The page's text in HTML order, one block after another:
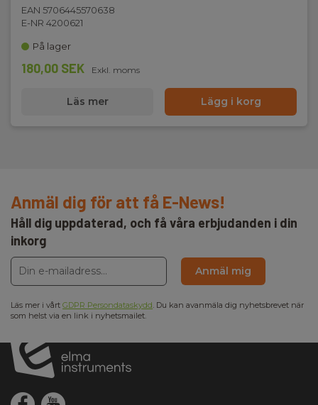
EAN 5706445570638
E-NR 4200621
På lager
180,00 SEK Exkl. moms
Läs mer Lägg i korg
Anmäl dig för att få E-News!
Håll dig uppdaterad, och få våra erbjudanden i din
inkorg
Anmäl mig
Läs mer i vårt GDPR Persondataskydd. Du kan avanmäla dig nyhetsbrevet när
som helst via en link i nyhetsmailet.